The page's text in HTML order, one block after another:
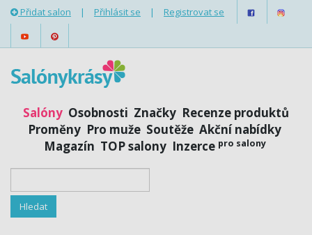
Přidat salon | Přihlásit se | Registrovat se
Salóny Osobnosti Značky Recenze produktů
Proměny Pro muže Soutěže Akční nabídky
Magazín TOP salony Inzerce pro salony